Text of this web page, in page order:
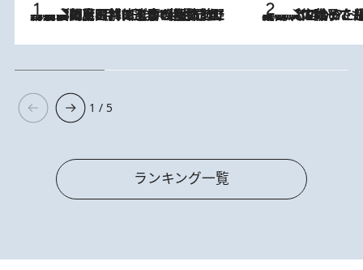
2026.8.8
「最後に見られてよかった」上野動物園の東園パンダ舎が解体前に特別公開。8月16日まで延長されたパネル展と共に辿る“半世紀”のパンダ飼育《解体工事の図面あり》 2026.8.5
【阿川佐和子さんの年とる力】なぜ70代で始めた趣味は“こんなに楽しい”のか？ ピアノ、俳句…スランプに陥っても続けられる“ある秘訣”とは
1 / 5
ランキング一覧